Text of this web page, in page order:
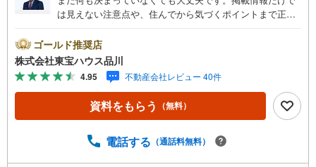
は見えない注意点や、住んでから気づくポイントまで正直
とも包み隠さずお伝えし、「納得して選ぶ」ためのサポー
トを大切にしています。現地でしか分からないリアルな情
報も含めて、一緒に後悔しない住まい探しを進めていきま
しょう。まずはお気軽にご相談ください。【Yahoo！ 不動
産キャンペーン対象店舗】当店で物件を成約するとPayPay
ボーナスライトがもらえる「Yahoo！ 不動産 物件ご成約キ
予約をする」ボタンからお問い合わせください。※必ずYah
ゴールド推奨店
株式会社東宝ハウス品川
4.95 不動産会社レビュー 40件
資料をもらう （無料）
電話する （通話料無料）